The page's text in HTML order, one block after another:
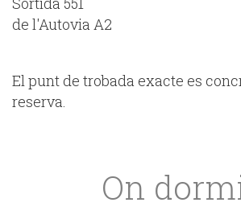
de l'Autovia A2
El punt de trobada exacte es
reserva.
On